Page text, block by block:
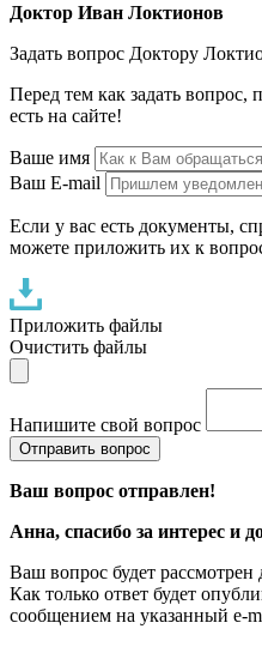
Доктор Иван Локтионов
Задать вопрос Доктору
Перед тем как задать
есть на сайте!
Ваше имя
Ваш E-mail
Если у вас есть документы,
можете приложить их к
Приложить файлы
Очистить файлы
Напишите свой вопрос
Отправить вопрос
Ваш вопрос отправлен!
Анна, спасибо за интерес и
Ваш вопрос будет
Как только ответ будет
сообщением на указанный e-